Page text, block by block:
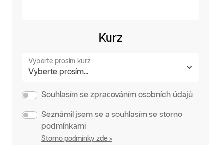
Kurz
Vyberte prosím kurz
Souhlasím se zpracováním osobních údajů
Seznámil jsem se a souhlasím se storno
podmínkami
Storno podmínky zde >